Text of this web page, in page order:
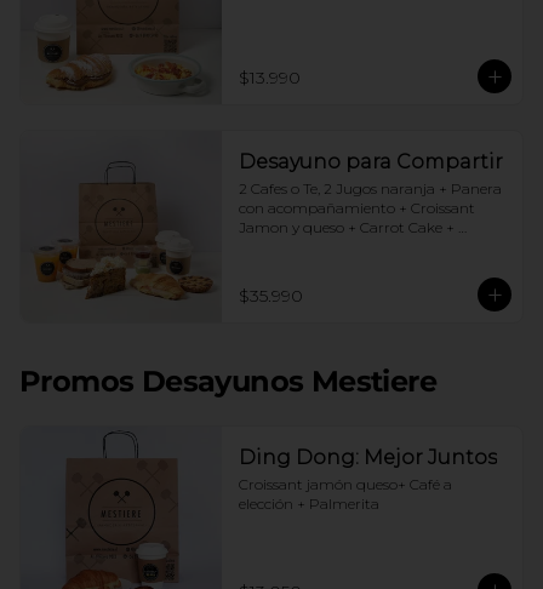
$13.990
Desayuno para Compartir
2 Cafes o Te, 2 Jugos naranja + Panera
con acompañamiento + Croissant
Jamon y queso + Carrot Cake +
$35.990
Promos Desayunos Mestiere
Ding Dong: Mejor Juntos
Croissant jamón queso+ Café a
elección + Palmerita